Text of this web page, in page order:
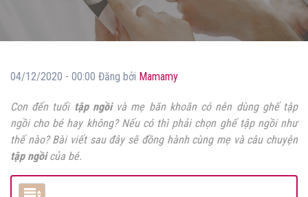
04/12/2020 - 00:00 Đăng bởi Mamamy
Con đến tuổi tập ngồivà mẹ băn khoăn có nên dùng ghế tập
ngồi cho bé hay không? Nếu có thì phải chọn ghế tập ngồi như
thế nào? Bài viết sau đây sẽ đồng hành cùng mẹ và câu chuyện
tập ngồicủa bé.